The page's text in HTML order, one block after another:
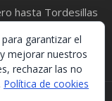
hasta Tordesillas
garantizar el
mejorar nuestros
rechazar las no
Política de cookies